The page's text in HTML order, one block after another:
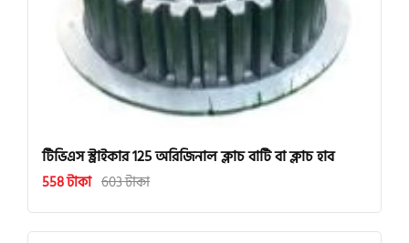
টিভিএস স্ট্রাইকার 125 অরিজিনাল ক্লাচ বাটি বা ক্লাচ হাব
558 টাকা 603 টাকা